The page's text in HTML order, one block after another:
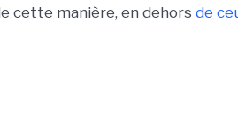
cette manière, en dehors de